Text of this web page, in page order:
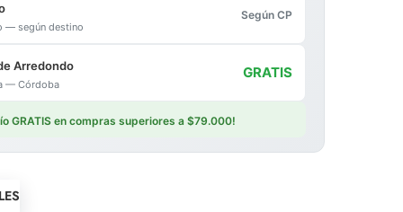
— según destino
Según CP
Arredondo
— Córdoba
GRATIS
GRATIS en compras superiores a $79.000!